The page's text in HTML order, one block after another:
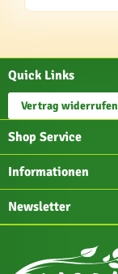
Quick Links
Vertrag widerrufen
Shop Service
Informationen
Newsletter